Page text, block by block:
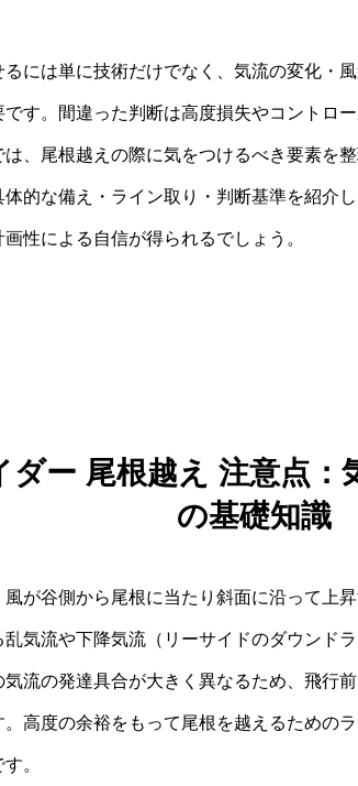
るには単に技術だけでなく、気流の変化・
す。間違った判断は高度損失やコントロ
は、尾根越えの際に気をつけるべき要素を
体的な備え・ライン取り・判断基準を紹介
性による自信が得られるでしょう。
ー 尾根越え 注意点：
の基礎知識
風が谷側から尾根に当たり斜面に沿って上
気流や下降気流（リーサイドのダウンド
気流の発達具合が大きく異なるため、飛行
高度の余裕をもって尾根を越えるための
。